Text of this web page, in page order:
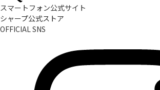
スマートフォン公式サイト
シャープ公式ストア
OFFICIAL SNS